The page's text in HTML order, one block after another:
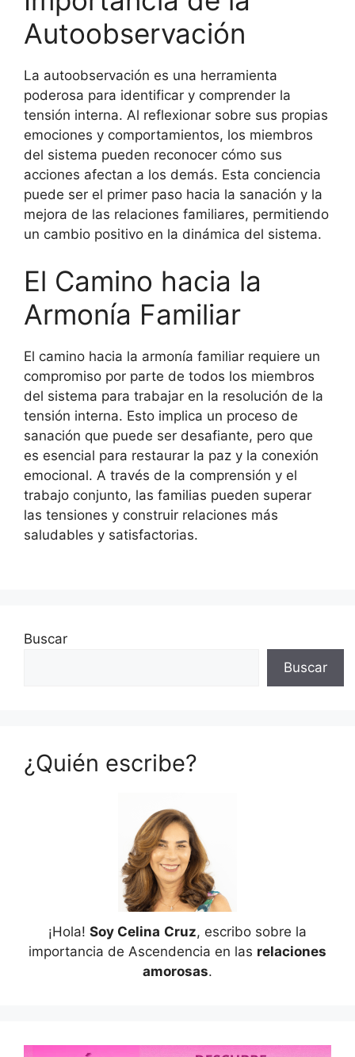
Autoobservación
La autoobservación es una herramienta
poderosa para identificar y comprender la
tensión interna. Al reflexionar sobre sus propias
emociones y comportamientos, los miembros
del sistema pueden reconocer cómo sus
acciones afectan a los demás. Esta conciencia
puede ser el primer paso hacia la sanación y la
mejora de las relaciones familiares, permitiendo
un cambio positivo en la dinámica del sistema.
El Camino hacia la
Armonía Familiar
El camino hacia la armonía familiar requiere un
compromiso por parte de todos los miembros
del sistema para trabajar en la resolución de la
tensión interna. Esto implica un proceso de
sanación que puede ser desafiante, pero que
es esencial para restaurar la paz y la conexión
emocional. A través de la comprensión y el
trabajo conjunto, las familias pueden superar
las tensiones y construir relaciones más
saludables y satisfactorias.
Buscar
Buscar
¿Quién escribe?
¡Hola! Soy Celina Cruz, escribo sobre la
importancia de Ascendencia en las relaciones
amorosas.